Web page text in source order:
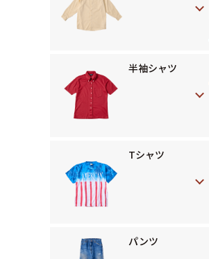
半袖シャツ
Tシャツ
パンツ